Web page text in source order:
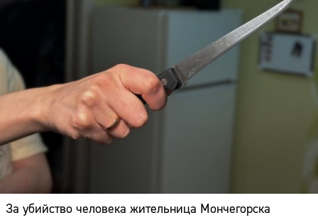
За убийство человека жительница Мончегорска